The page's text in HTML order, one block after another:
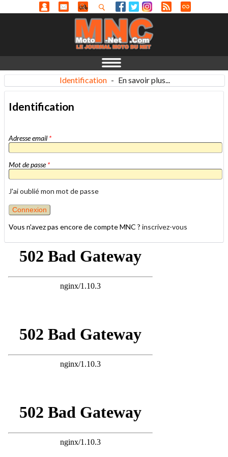
Identification - En savoir plus...
Identification
Adresse email *
Mot de passe*
J'ai oublié mon mot de passe
Vous n'avez pas encore de compte MNC ? inscrivez-vous